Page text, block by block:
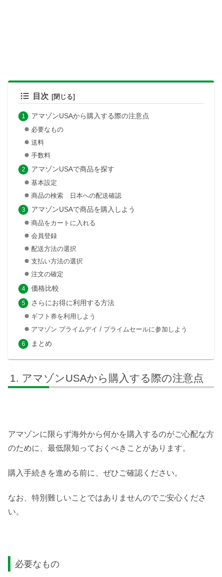
目次
アマゾンUSAから購入する際の注意点
必要なもの
送料
手数料
アマゾンUSAで商品を探す
基本設定
商品の検索 日本への配送確認
アマゾンUSAで商品を購入しよう
商品をカートに入れる
会員登録
配送方法の選択
支払い方法の選択
注文の確定
価格比較
さらにお得に利用する方法
ギフト券を利用しよう
アマゾン プライムデイ / プライムセールに参加しよう
まとめ
アマゾンUSAから購入する際の注意点
アマゾンに限らず海外から何かを購入するのがご心配な方
のために、最低限知っておくべきことがあります。
購入手続きを進める前に、ぜひご確認ください。
なお、特別難しいことではありませんのでご安心くださ
い。
必要なもの